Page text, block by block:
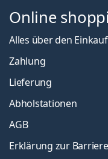
Online
Alles über den Einkauf
Zahlung
Lieferung
Abholstationen
AGB
Erklärung zur